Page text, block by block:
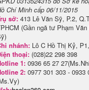
Chí Minh cấp 06/11/2015
sở: 413 Lê Văn Sỹ, P.2,
(Gần ngã tư Phạm
nhánh: Lô C Hồ Thị Kỷ,
thoại: (028)22 298 398
1: 0936 65 27
2: 0977 301 303 - 0933